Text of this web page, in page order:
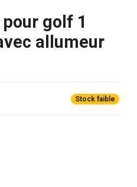
golf 1
allumeur
Stock faible